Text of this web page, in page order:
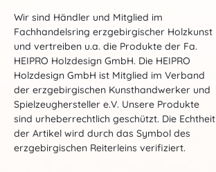
Wir sind Händler und Mitglied im
Fachhandelsring erzgebirgischer Holzkunst
und vertreiben u.a. die Produkte der Fa.
HEIPRO Holzdesign GmbH. Die HEIPRO
Holzdesign GmbH ist Mitglied im Verband
der erzgebirgischen Kunsthandwerker und
Spielzeughersteller e.V. Unsere Produkte
sind urheberrechtlich geschützt. Die Echtheit
der Artikel wird durch das Symbol des
erzgebirgischen Reiterleins verifiziert.